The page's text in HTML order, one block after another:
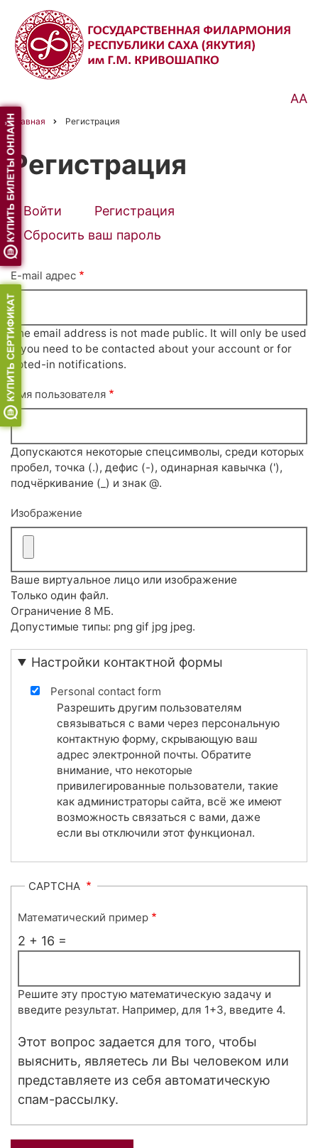
Перейти
основному
содержанию
АА
Строка
навигации
Главная Регистрация
Регистрация
Primary
tabs
Войти Регистрация
Сбросить ваш пароль
E-mail адрес
The email address is not made public. It will only be used
if you need to be contacted about your account or for
opted-in notifications.
Имя пользователя
Допускаются некоторые спецсимволы, среди которых
пробел, точка (.), дефис (-), одинарная кавычка ('),
подчёркивание (_) и знак @.
Изображение
Ваше виртуальное лицо или изображение
Только один файл.
Ограничение 8 МБ.
Допустимые типы: png gif jpg jpeg.
Настройки контактной формы
Personal contact form
Разрешить другим пользователям
связываться с вами через персональную
контактную форму, скрывающую ваш
адрес электронной почты. Обратите
внимание, что некоторые
привилегированные пользователи, такие
как администраторы сайта, всё же имеют
возможность связаться с вами, даже
если вы отключили этот функционал.
CAPTCHA
Математический пример
2 + 16 =
Решите эту простую математическую задачу и
введите результат. Например, для 1+3, введите 4.
Этот вопрос задается для того, чтобы
выяснить, являетесь ли Вы человеком или
представляете из себя автоматическую
спам-рассылку.